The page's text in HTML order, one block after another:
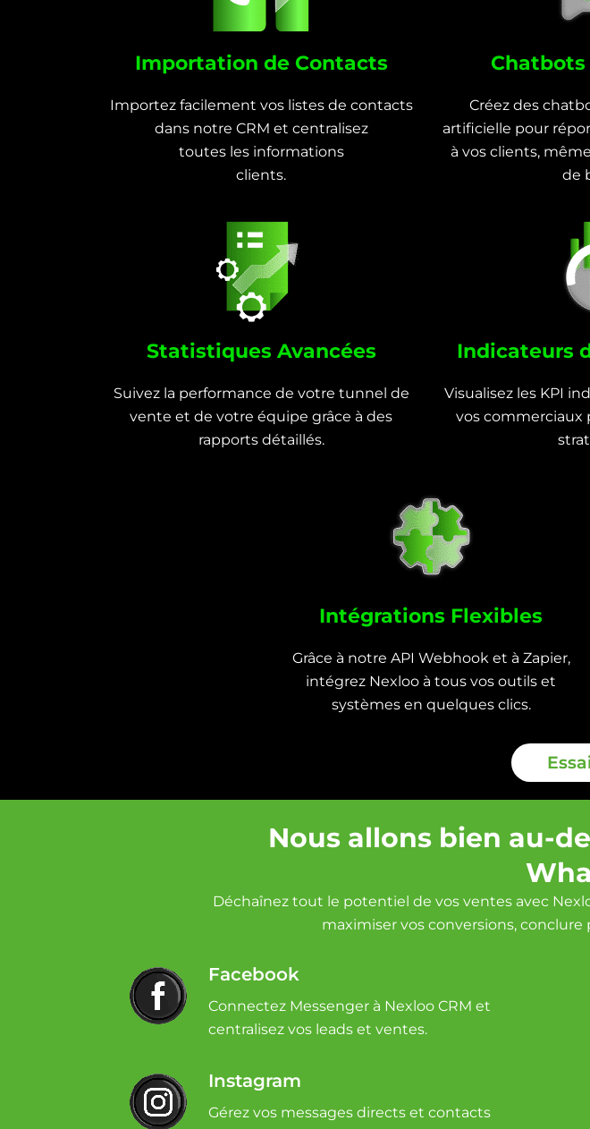
Importation de Contacts
Importez facilement vos listes de contacts
dans notre CRM et centralisez
toutes les informations
clients.
Créez des
artificielle pour
à vos clients,
de
Statistiques Avancées
Suivez la performance de votre tunnel de
vente et de votre équipe grâce à des
rapports détaillés.
Indicateurs
Visualisez les KPI
vos commerciaux
Intégrations Flexibles
Grâce à notre API Webhook et à Zapier,
intégrez Nexloo à tous vos outils et
systèmes en quelques clics.
Nous allons bien au-
Déchaînez tout le potentiel de vos ventes avec
maximiser vos conversions,
Facebook
Connectez Messenger à Nexloo CRM et
centralisez vos leads et ventes.
Instagram
Gérez vos messages directs et contacts